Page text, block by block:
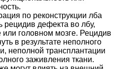
по реконструкции лба
рецидив дефекта во лбу,
или головном мозге. Рецидив
в результате неполного
неполной трансплантации
заживления ткани.